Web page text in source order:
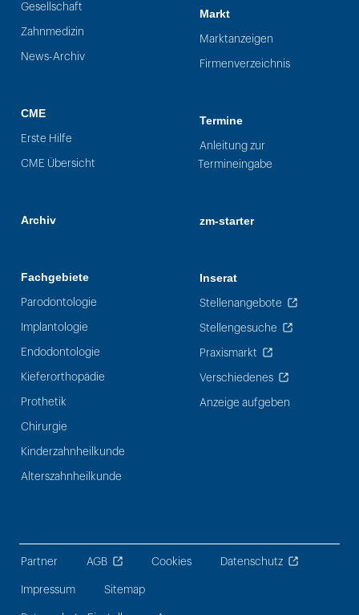
Gesellschaft
Zahnmedizin
News-Archiv
CME
Erste Hilfe
CME Übersicht
Archiv
Fachgebiete
Parodontologie
Implantologie
Endodontologie
Kieferorthopädie
Prothetik
Chirurgie
Kinderzahnheilkunde
Alterszahnheilkunde
Markt
Marktanzeigen
Firmenverzeichnis
Termine
Anleitung zur
Termineingabe
zm-starter
Inserat
Stellenangebote
Stellengesuche
Praxismarkt
Verschiedenes
Anzeige aufgeben
Partner AGB Cookies Datenschutz
Impressum Sitemap